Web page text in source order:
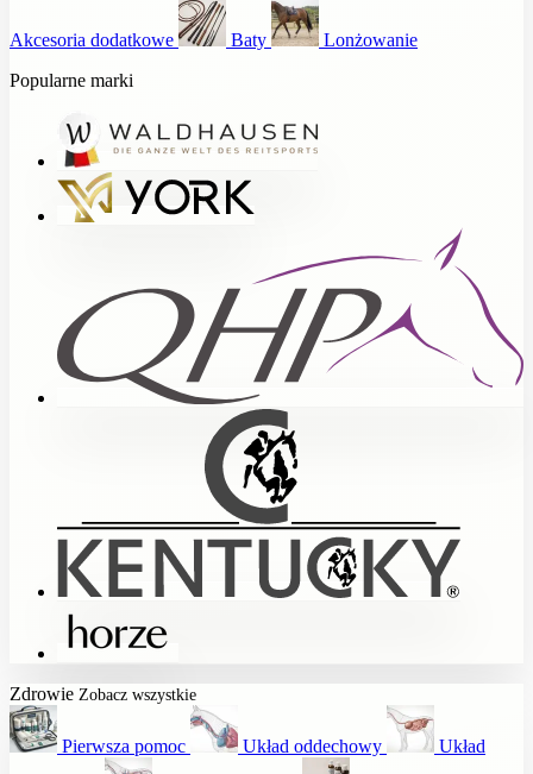
Akcesoria dodatkowe Baty
Lonżowanie
Popularne marki
Zdrowie Zobacz wszystkie
Pierwsza pomoc Układ oddechowy Układ